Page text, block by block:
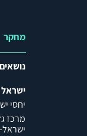
מחקר
נושאים
ישראל
יחסי
מרכז